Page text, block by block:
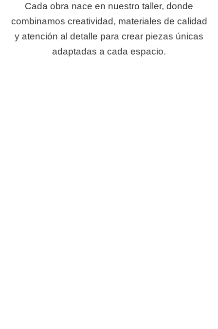
Cada obra nace en nuestro taller, donde
combinamos creatividad, materiales de calidad
y atención al detalle para crear piezas únicas
adaptadas a cada espacio.